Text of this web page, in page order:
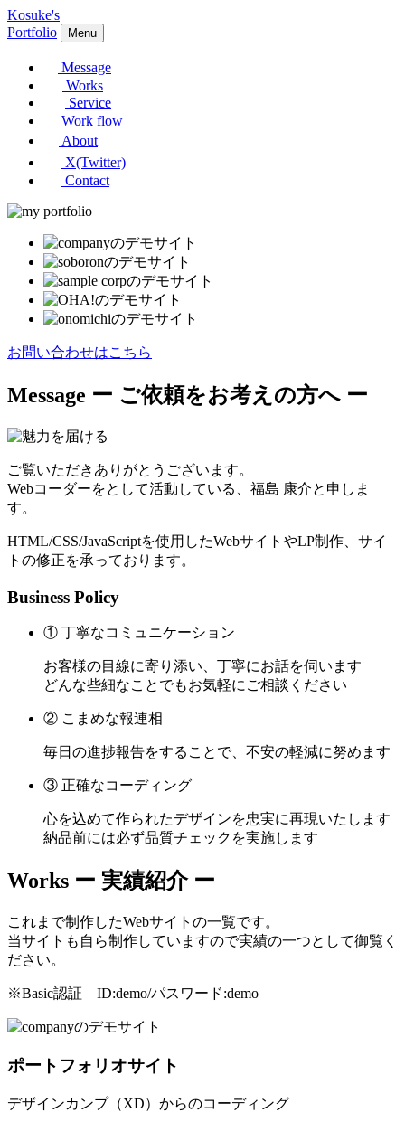
Kosuke's
Portfolio
Menu
Message
Works
Service
Work flow
About
X(Twitter)
Contact
お問い合わせはこちら
Message ー ご依頼をお考えの方へ ー
ご覧いただきありがとうございます。
Webコーダーをとして活動している、福島 康介と申しま
す。
HTML/CSS/JavaScriptを使用したWebサイトやLP制作、サイ
トの修正を承っております。
Business Policy
① 丁寧なコミュニケーション
お客様の目線に寄り添い、丁寧にお話を伺います
どんな些細なことでもお気軽にご相談ください
② こまめな報連相
毎日の進捗報告をすることで、不安の軽減に努めます
③ 正確なコーディング
心を込めて作られたデザインを忠実に再現いたします
納品前には必ず品質チェックを実施します
Works ー 実績紹介 ー
これまで制作したWebサイトの一覧です。
当サイトも自ら制作していますので実績の一つとして御覧く
ださい。
※Basic認証 ID:demo/パスワード:demo
ポートフォリオサイト
デザインカンプ（XD）からのコーディング